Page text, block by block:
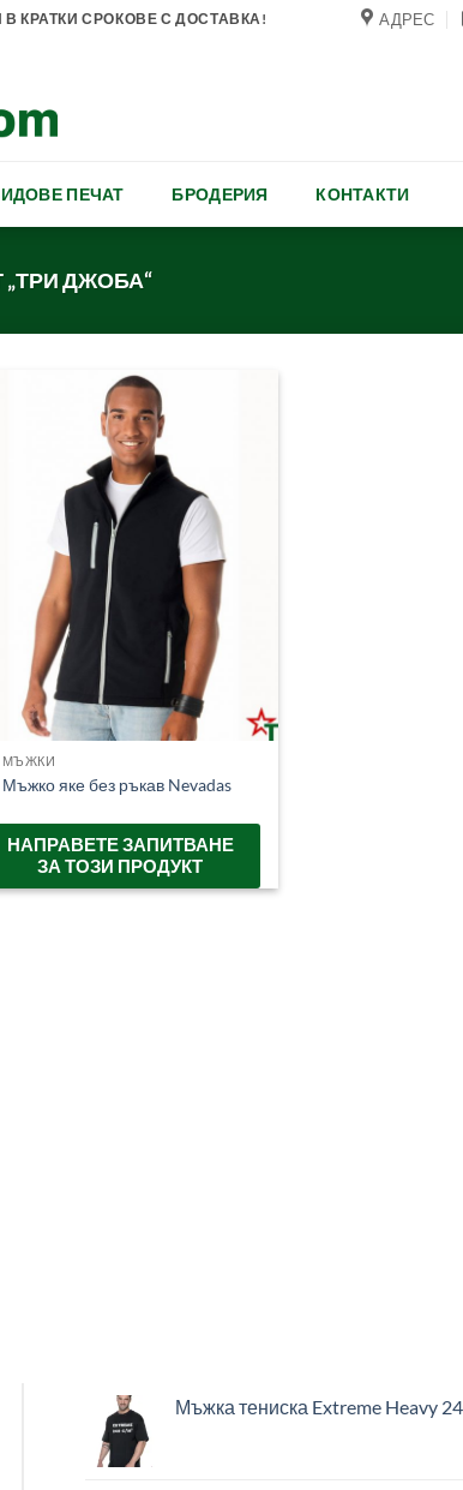
КРАТКИ СРОКОВЕ С ДОСТАВКА! АДРЕС
ПЕЧАТ БРОДЕРИЯ КОНТАКТИ
„ТРИ ДЖОБА“
МЪЖКИ
Мъжко яке без ръкав Nevadas
НАПРАВЕТЕ ЗАПИТВАНЕ
ЗА ТОЗИ ПРОДУКТ
Мъжка тениска Extreme Heavy